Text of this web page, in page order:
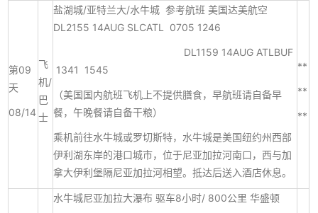
第09
天
08/14
飞
机/
巴
士
盐湖城/亚特兰大/水牛城 参考航班 美国达美航空
DL2155 14AUG SLCATL 0705 1246
DL1159 14AUG ATLBUF
1341 1545
（美国国内航班飞机上不提供膳食，早航班请自备早
餐，午晚餐请自备干粮）
乘机前往水牛城或罗切斯特，水牛城是美国纽约州西部
伊利湖东岸的港口城市，位于尼亚加拉河南口，西与加
拿大伊利堡隔尼亚加拉河相望。抵达后送入酒店休息。
**
**
**
水牛城尼亚加拉大瀑布 驱车8小时/ 800公里 华盛顿